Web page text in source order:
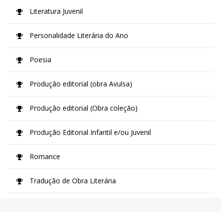
Literatura Juvenil
Personalidade Literária do Ano
Poesia
Produção editorial (obra Avulsa)
Produção editorial (Obra coleção)
Produção Editorial Infantil e/ou Juvenil
Romance
Tradução de Obra Literária